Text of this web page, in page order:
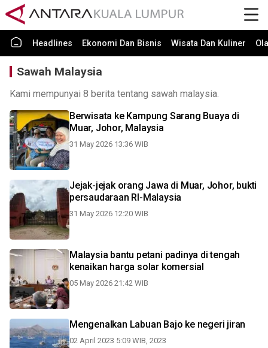
Headlines Ekonomi Dan Bisnis Wisata Dan Kuliner
Sawah Malaysia
Kami mempunyai 8 berita tentang sawah malaysia.
Berwisata ke Kampung Sarang Buaya di
Muar, Johor, Malaysia
31 May 2026 13:36 WIB
Jejak-jejak orang Jawa di Muar, Johor, bukti
persaudaraan RI-Malaysia
31 May 2026 12:20 WIB
Malaysia bantu petani padinya di tengah
kenaikan harga solar komersial
05 May 2026 21:42 WIB
Mengenalkan Labuan Bajo ke negeri jiran
02 April 2023 5:09 WIB, 2023